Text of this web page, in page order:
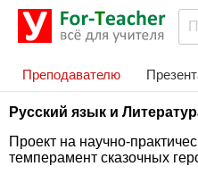
Преподавателю
Русский язык и
Проект на научно-
темперамент сказочных